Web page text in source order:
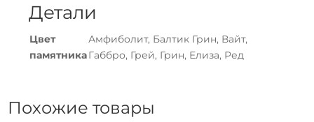
Детали
Цвет
памятника
Амфиболит, Балтик Грин, Вайт,
Габбро, Грей, Грин, Елиза, Ред
Похожие товары